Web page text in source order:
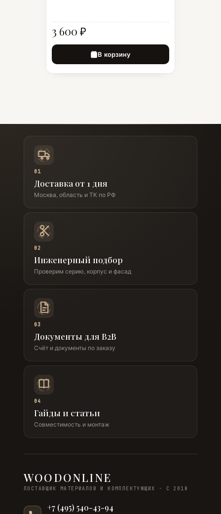
3 600 ₽
В корзину
01
Доставка от 1 дня
Москва, область и ТК по РФ
02
Инженерный подбор
Проверим серию, корпус и фасад
03
Документы для B2B
Счёт и документы по заказу
04
Гайды и статьи
Совместимость и монтаж
WOODONLINE
ПОСТАВЩИК МАТЕРИАЛОВ И КОМПЛЕКТУЮЩИХ · С 2018
+7 (495) 540-43-94